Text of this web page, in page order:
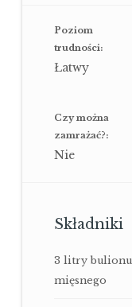
Poziom
trudności:
Łatwy
Czy można
zamrażać?:
Nie
Składniki
3 litry bulionu
mięsnego